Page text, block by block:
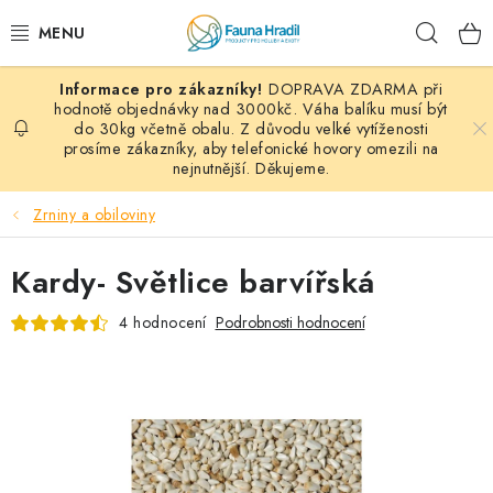
na
PAPOUŠCI A EXOTI
ZRNINY A OBILOVINY
MDM KRMIVA
KONTAKT
DOPRAVA ZDARMA při
hodnotě objednávky nad 3000kč. Váha balíku musí být
do 30kg včetně obalu. Z důvodu velké vytíženosti
prosíme zákazníky, aby telefonické hovory omezili na
nejnutnější. Děkujeme.
Zrniny a obiloviny
Kardy- Světlice barvířská
4 hodnocení Podrobnosti hodnocení